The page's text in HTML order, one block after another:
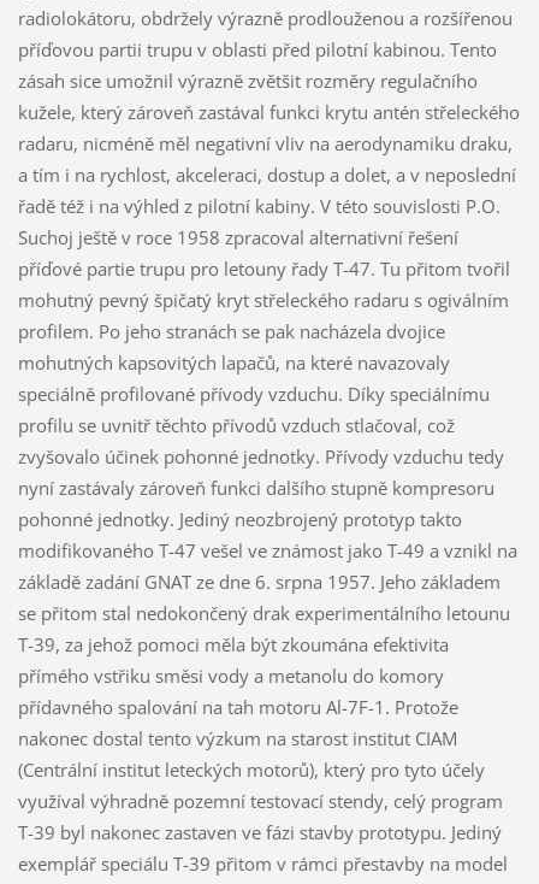
radiolokátoru, obdržely výrazně prodlouženou a rozšířenou
příďovou partii trupu v oblasti před pilotní kabinou. Tento
zásah sice umožnil výrazně zvětšit rozměry regulačního
kužele, který zároveň zastával funkci krytu antén střeleckého
radaru, nicméně měl negativní vliv na aerodynamiku draku,
a tím i na rychlost, akceleraci, dostup a dolet, a v neposlední
řadě též i na výhled z pilotní kabiny. V této souvislosti P.O.
Suchoj ještě v roce 1958 zpracoval alternativní řešení
příďové partie trupu pro letouny řady T-47. Tu přitom tvořil
mohutný pevný špičatý kryt střeleckého radaru s ogiválním
profilem. Po jeho stranách se pak nacházela dvojice
mohutných kapsovitých lapačů, na které navazovaly
speciálně profilované přívody vzduchu. Díky speciálnímu
profilu se uvnitř těchto přívodů vzduch stlačoval, což
zvyšovalo účinek pohonné jednotky. Přívody vzduchu tedy
nyní zastávaly zároveň funkci dalšího stupně kompresoru
pohonné jednotky. Jediný neozbrojený prototyp takto
modifikovaného T-47 vešel ve známost jako T-49 a vznikl na
základě zadání GNAT ze dne 6. srpna 1957. Jeho základem
se přitom stal nedokončený drak experimentálního letounu
T-39, za jehož pomoci měla být zkoumána efektivita
přímého vstřiku směsi vody a metanolu do komory
přídavného spalování na tah motoru Al-7F-1. Protože
nakonec dostal tento výzkum na starost institut CIAM
(Centrální institut leteckých motorů), který pro tyto účely
využíval výhradně pozemní testovací stendy, celý program
T-39 byl nakonec zastaven ve fázi stavby prototypu. Jediný
exemplář speciálu T-39 přitom v rámci přestavby na model